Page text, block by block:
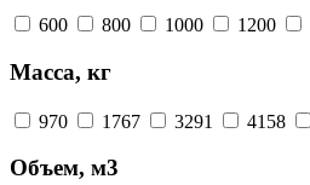
600 800 1000 1200
Масса, кг
970 1767 3291 4158
Объем, м3